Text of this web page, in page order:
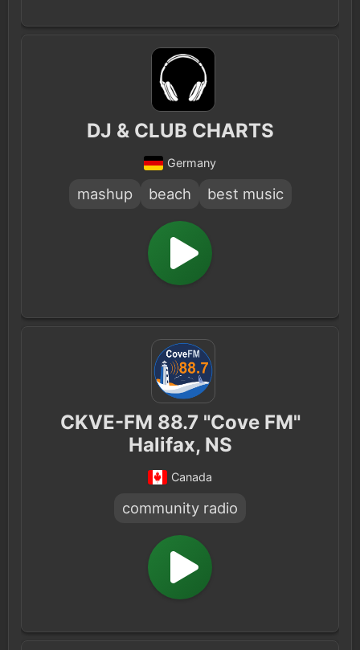
DJ & CLUB CHARTS
Germany
mashup beach best music
CKVE-FM 88.7 "Cove FM"
Halifax, NS
Canada
community radio